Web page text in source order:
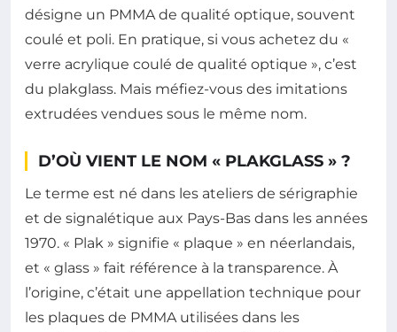
désigne un PMMA de qualité optique, souvent
coulé et poli. En pratique, si vous achetez du «
verre acrylique coulé de qualité optique », c’est
du plakglass. Mais méfiez-vous des imitations
extrudées vendues sous le même nom.
D’OÙ VIENT LE NOM « PLAKGLASS » ?
Le terme est né dans les ateliers de sérigraphie
et de signalétique aux Pays-Bas dans les années
1970. « Plak » signifie « plaque » en néerlandais,
et « glass » fait référence à la transparence. À
l’origine, c’était une appellation technique pour
les plaques de PMMA utilisées dans les